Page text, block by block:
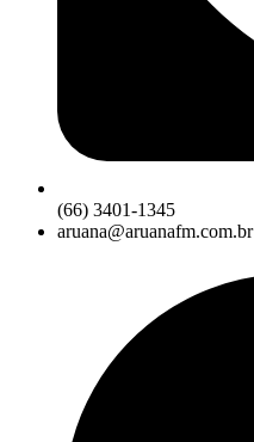
(66) 3401-1345
aruana@aruanafm.com.br